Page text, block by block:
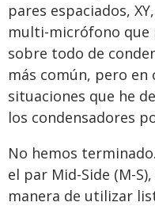
pares espaciados,
multi-micrófono que
sobre todo de
más común, pero en
situaciones que he
los condensadores
No hemos
el par Mid-Side (M-
manera de utilizar